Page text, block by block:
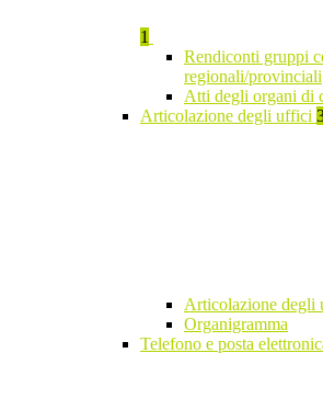
1
Rendiconti gruppi
regionali/provinciali
Atti degli organi di
Articolazione degli uffici
Articolazione degli
Organigramma
Telefono e posta